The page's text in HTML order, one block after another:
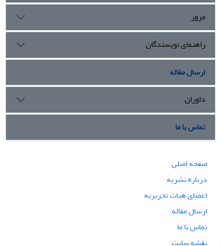
مرور
راهنمای نویسندگان
ارسال مقاله
داوران
تماس با ما
صفحه اصلی
درباره نشریه
اعضای هیات تحریریه
ارسال مقاله
تماس با ما
نقشه سایت